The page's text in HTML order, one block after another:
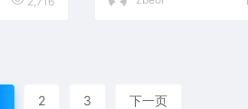
2 3 下一页